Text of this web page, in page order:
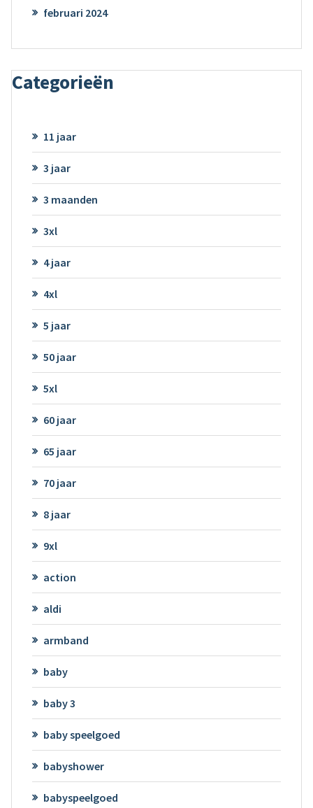
februari 2024
Categorieën
11 jaar
3 jaar
3 maanden
3xl
4 jaar
4xl
5 jaar
50 jaar
5xl
60 jaar
65 jaar
70 jaar
8 jaar
9xl
action
aldi
armband
baby
baby 3
baby speelgoed
babyshower
babyspeelgoed